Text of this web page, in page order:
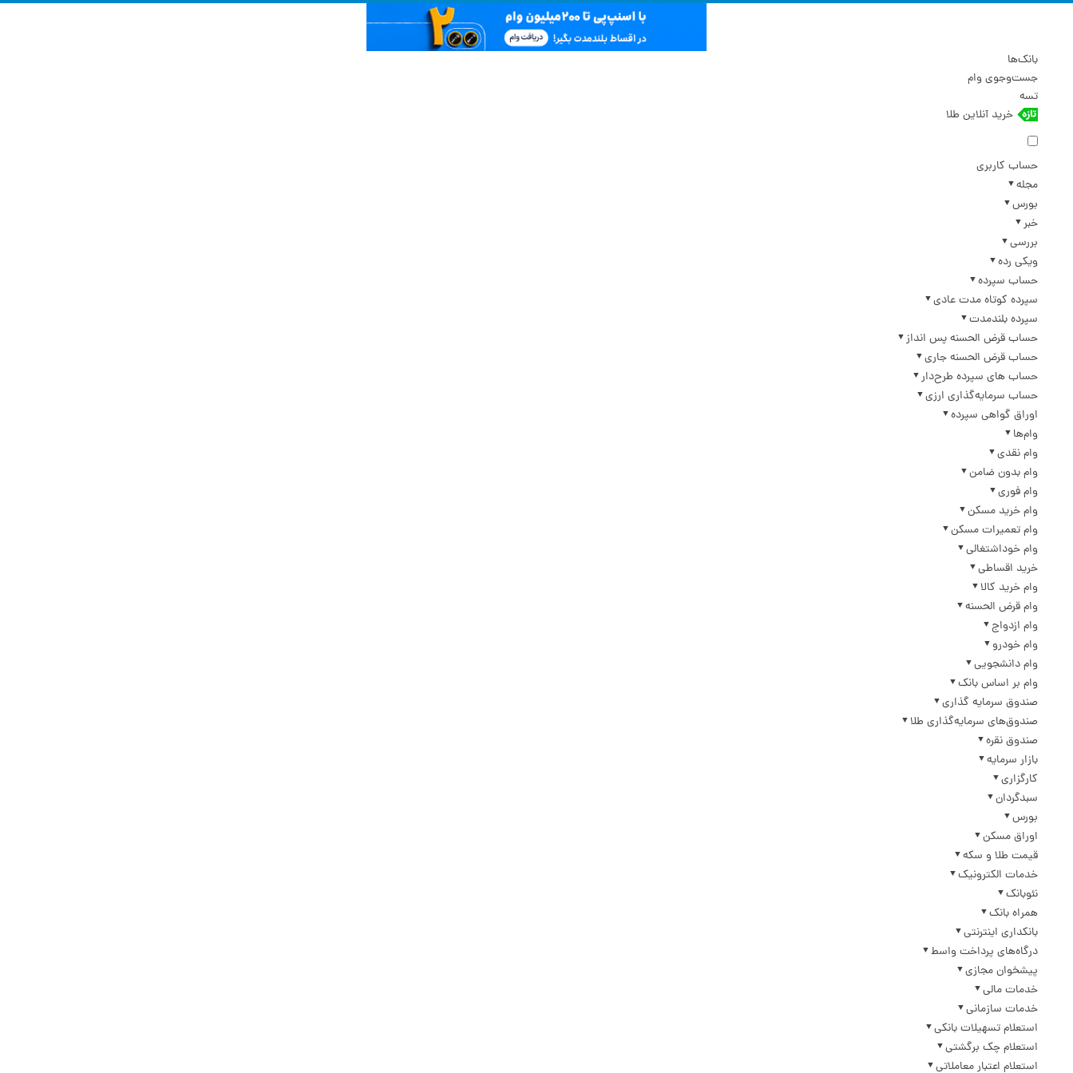
بانک‌ها
جست‌وجوی وام
تسه
خرید آنلاین طلا
حساب کاربری
مجله
بورس
خبر
بررسی
ویکی رده
حساب سپرده
سپرده کوتاه مدت عادی
سپرده بلندمدت
حساب قرض الحسنه پس انداز
حساب قرض الحسنه جاری
حساب های سپرده طرح‌دار
حساب سرمایه‌گذاری ارزی
اوراق گواهی سپرده
وام‌ها
وام نقدی
وام بدون ضامن
وام فوری
وام خرید مسکن
وام تعمیرات مسکن
وام خوداشتغالی
خرید اقساطی
وام خرید کالا
وام قرض الحسنه
وام ازدواج
وام خودرو
وام دانشجویی
وام بر اساس بانک
صندوق سرمایه گذاری
صندوق‌های سرمایه‌گذاری طلا
صندوق نقره
بازار سرمایه
کارگزاری
سبدگردان
بورس
اوراق مسکن
قیمت طلا و سکه
خدمات الکترونیک
نئوبانک
همراه بانک
بانکداری اینترنتی
درگاه‌های پرداخت واسط
پیشخوان مجازی
خدمات مالی
خدمات سازمانی
استعلام تسهیلات بانکی
استعلام چک برگشتی
استعلام اعتبار معاملاتی